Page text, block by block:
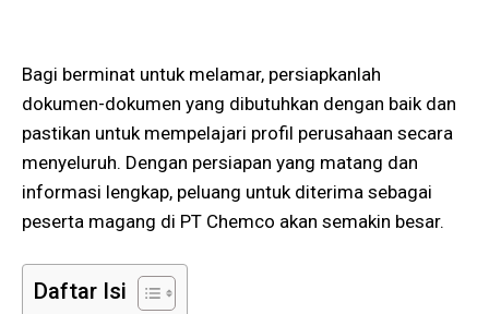
Bagi berminat untuk melamar, persiapkanlah
dokumen-dokumen yang dibutuhkan dengan baik dan
pastikan untuk mempelajari profil perusahaan secara
menyeluruh. Dengan persiapan yang matang dan
informasi lengkap, peluang untuk diterima sebagai
peserta magang di PT Chemco akan semakin besar.
Daftar Isi